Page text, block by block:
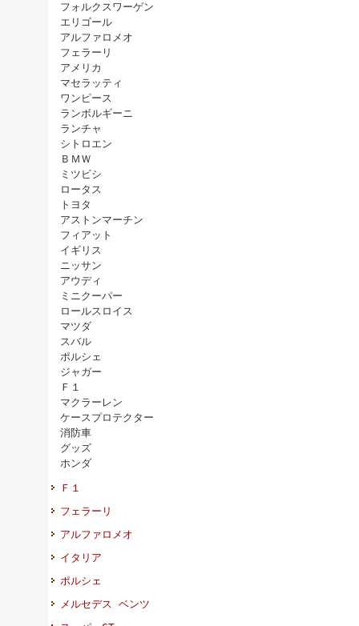
フォルクスワーゲン
エリゴール
アルファロメオ
フェラーリ
アメリカ
マセラッティ
ワンピース
ランボルギーニ
ランチャ
シトロエン
ＢＭＷ
ミツビシ
ロータス
トヨタ
アストンマーチン
フィアット
イギリス
ニッサン
アウディ
ミニクーパー
ロールスロイス
マツダ
スバル
ポルシェ
ジャガー
Ｆ１
マクラーレン
ケースプロテクター
消防車
グッズ
ホンダ
Ｆ１
フェラーリ
アルファロメオ
イタリア
ポルシェ
メルセデス ベンツ